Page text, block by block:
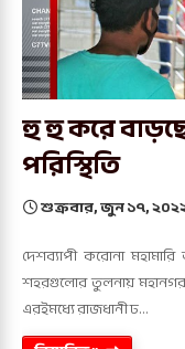
হু হু করে
পরিস্থিতি
শুক্রবার, জুন ১৭,
দেশব্যাপী করোনা
শহরগুলোর তুলনায়
এরইমধ্যে রাজধানী ঢ…